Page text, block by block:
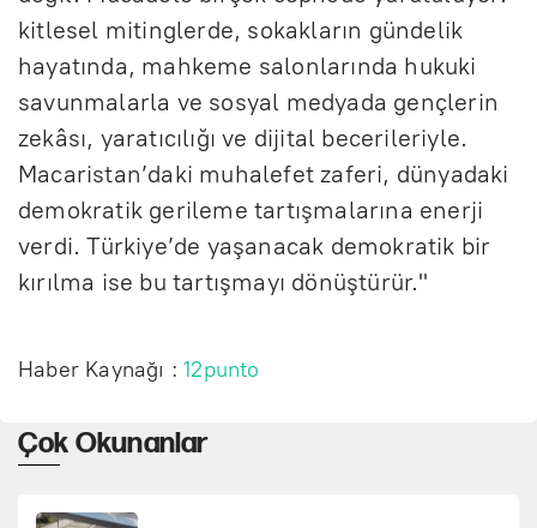
kitlesel mitinglerde, sokakların gündelik
hayatında, mahkeme salonlarında hukuki
savunmalarla ve sosyal medyada gençlerin
zekâsı, yaratıcılığı ve dijital becerileriyle.
Macaristan’daki muhalefet zaferi, dünyadaki
demokratik gerileme tartışmalarına enerji
verdi. Türkiye’de yaşanacak demokratik bir
kırılma ise bu tartışmayı dönüştürür."
Haber Kaynağı :12punto
Çok Okunanlar